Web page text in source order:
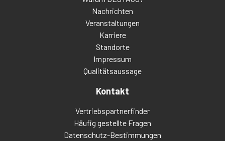
Nachrichten
Veranstaltungen
Karriere
Standorte
Impressum
Qualitätsaussage
Kontakt
Vertriebspartnerfinder
Häufig gestellte Fragen
Datenschutz-Bestimmungen